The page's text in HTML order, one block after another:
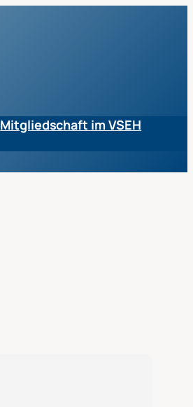
Mitgliedschaft im VSEH